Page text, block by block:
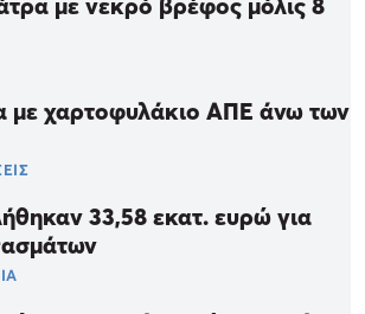
με νεκρό βρέφος μόλις 8
με χαρτοφυλάκιο ΑΠΕ άνω των
33,58 εκατ. ευρώ για